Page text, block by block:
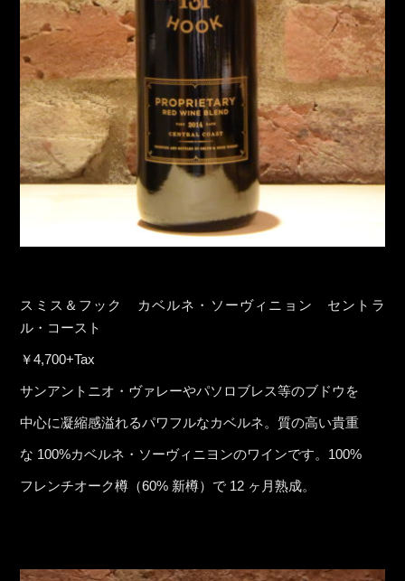
スミス＆フック カベルネ・ソーヴィニョン セントラ
ル・コースト
￥4,700+Tax
サンアントニオ・ヴァレーやパソロブレス等のブドウを
中心に凝縮感溢れるパワフルなカベルネ。質の高い貴重
な 100%カベルネ・ソーヴィニヨンのワインです。100%
フレンチオーク樽（60% 新樽）で 12 ヶ月熟成。